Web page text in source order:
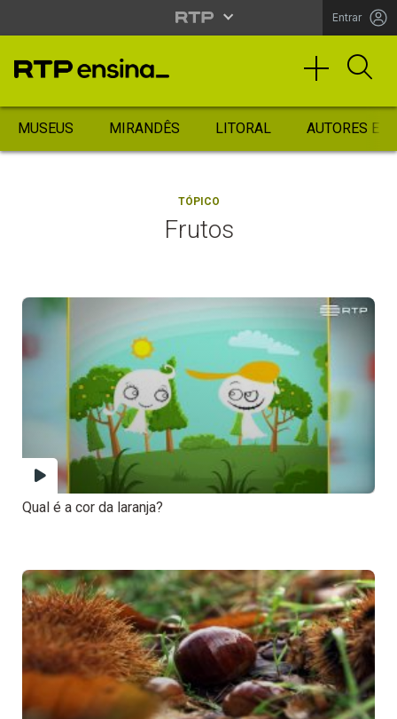
Entrar
MUSEUS MIRANDÊS LITORAL AUTORES
TÓPICO
Frutos
Qual é a cor da laranja?